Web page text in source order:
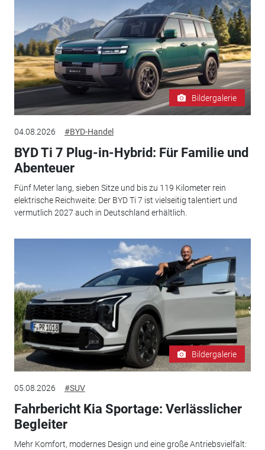
Bildergalerie
04.08.2026 #BYD-Handel
BYD Ti 7 Plug-in-Hybrid: Für Familie und
Abenteuer
Fünf Meter lang, sieben Sitze und bis zu 119 Kilometer rein
elektrische Reichweite: Der BYD Ti 7 ist vielseitig talentiert und
vermutlich 2027 auch in Deutschland erhältlich.
Bildergalerie
05.08.2026 #SUV
Fahrbericht Kia Sportage: Verlässlicher
Begleiter
Mehr Komfort, modernes Design und eine große Antriebsvielfalt: